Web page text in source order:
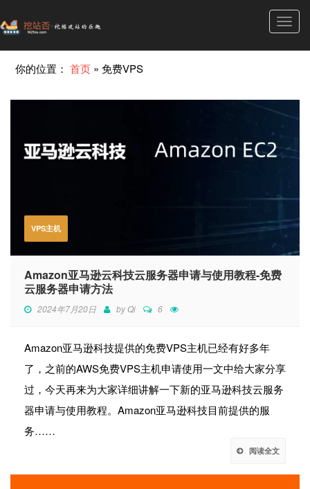
你的位置：首页 »免费VPS
VPS主机
Amazon亚马逊云科技云服务器申请与使用教程-免费
云服务器申请方法
2024年7月20日 byQi 6
Amazon亚马逊科技提供的免费VPS主机已经有好多年
了，之前的AWS免费VPS主机申请使用一文中给大家分享
过，今天再来为大家详细讲解一下新的亚马逊科技云服务
器申请与使用教程。Amazon亚马逊科技目前提供的服
务……
阅读全文